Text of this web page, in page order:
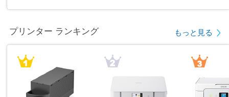
プリンター ランキング もっと見る